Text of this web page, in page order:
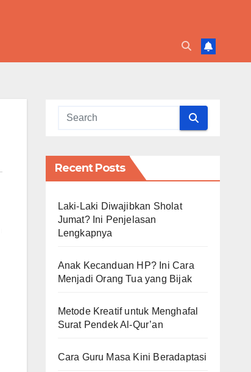
Recent Posts
Laki-Laki Diwajibkan Sholat
Jumat? Ini Penjelasan
Lengkapnya
Anak Kecanduan HP? Ini Cara
Menjadi Orang Tua yang Bijak
Metode Kreatif untuk Menghafal
Surat Pendek Al-Qur’an
Cara Guru Masa Kini Beradaptasi